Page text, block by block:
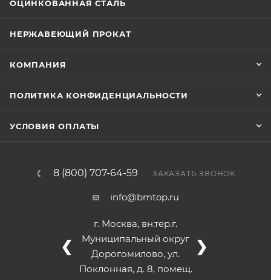
ОЦИНКОВАННАЯ СТАЛЬ
НЕРЖАВЕЮЩИЙ ПРОКАТ
КОМПАНИЯ
ПОЛИТИКА КОНФИДЕНЦИАЛЬНОСТИ
УСЛОВИЯ ОПЛАТЫ
8 (800) 707-64-59 ЗАКАЗАТЬ ЗВОНОК
info@bmtop.ru
г. Москва, вн.тер.г.
Муниципальный округ
Дорогомилово, ул.
Поклонная, д. 8, помещ.
❮ ❯